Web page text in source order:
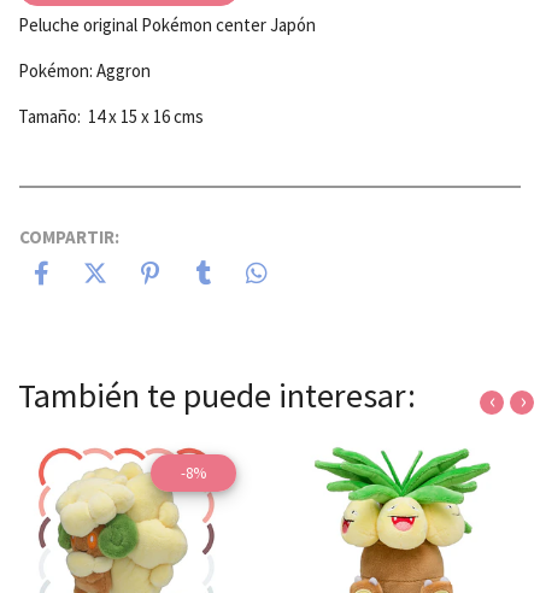
Peluche original Pokémon center Japón
Pokémon: Aggron
Tamaño: 14 x 15 x 16 cms
COMPARTIR:
También te puede interesar:
-8%
‹ ›